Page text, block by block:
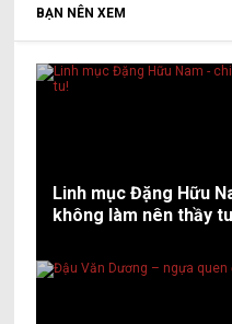
BẠN NÊN XEM
Linh mục Đặng Hữu
không làm nên thầy